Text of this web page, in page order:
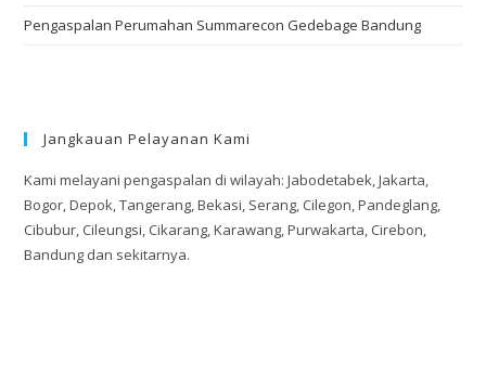
Pengaspalan Perumahan Summarecon Gedebage Bandung
Jangkauan Pelayanan Kami
Kami melayani pengaspalan di wilayah: Jabodetabek, Jakarta,
Bogor, Depok, Tangerang, Bekasi, Serang, Cilegon, Pandeglang,
Cibubur, Cileungsi, Cikarang, Karawang, Purwakarta, Cirebon,
Bandung dan sekitarnya.